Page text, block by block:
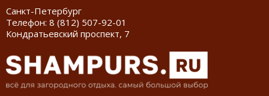
Санкт-Петербург
Телефон: 8 (812) 507-92-01
Кондратьевский проспект, 7